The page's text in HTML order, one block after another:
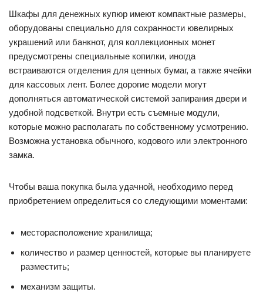
Шкафы для денежных купюр имеют компактные размеры,
оборудованы специально для сохранности ювелирных
украшений или банкнот, для коллекционных монет
предусмотрены специальные копилки, иногда
встраиваются отделения для ценных бумаг, а также ячейки
для кассовых лент. Более дорогие модели могут
дополняться автоматической системой запирания двери и
удобной подсветкой. Внутри есть съемные модули,
которые можно располагать по собственному усмотрению.
Возможна установка обычного, кодового или электронного
замка.
Чтобы ваша покупка была удачной, необходимо перед
приобретением определиться со следующими моментами:
месторасположение хранилища;
количество и размер ценностей, которые вы планируете
разместить;
механизм защиты.